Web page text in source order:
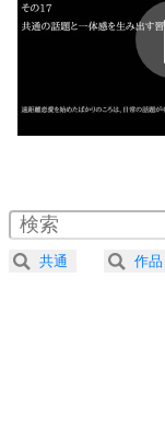
4
2.0倍速 （
2.5倍速 （
3.0倍速 （
共通 作品